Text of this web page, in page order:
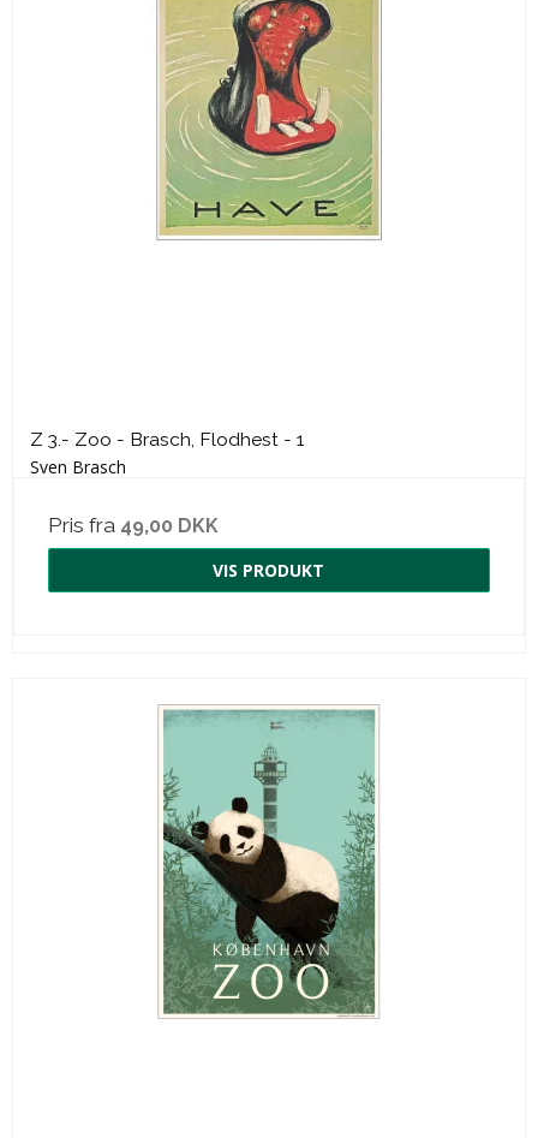
Z 3.- Zoo - Brasch, Flodhest - 1
Sven Brasch
Pris fra 49,00 DKK
VIS PRODUKT